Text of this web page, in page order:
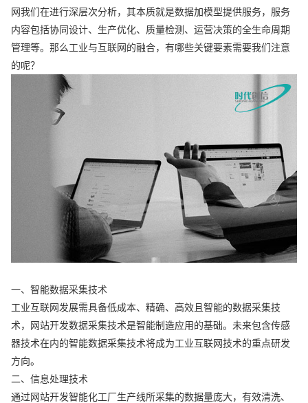
网我们在进行深层次分析，其本质就是数据加模型提供服务，服务
内容包括协同设计、生产优化、质量检测、运营决策的全生命周期
管理等。那么工业与互联网的融合，有哪些关键要素需要我们注意
的呢？
一、智能数据采集技术
工业互联网发展需具备低成本、精确、高效且智能的数据采集技
术，网站开发数据采集技术是智能制造应用的基础。未来包含传感
器技术在内的智能数据采集技术将成为工业互联网技术的重点研发
方向。
二、信息处理技术
通过网站开发智能化工厂生产线所采集的数据量庞大，有效清洗、